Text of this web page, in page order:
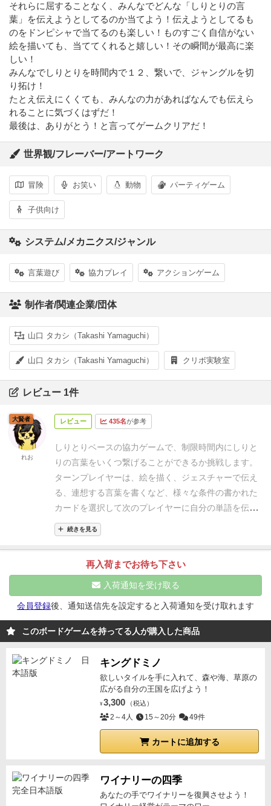
それらに屈することなく、みんなでどんな「しりとりの言
葉」を伝えようとしてるのか当てよう！伝えようとしてるも
のをドンピシャで当てるのも楽しい！ものすごく自信がない
絵を描いても、当ててくれると嬉しい！その瞬間が最高に楽
しい！
みんなでしりとりを時間内で１２、繋いで、ジャングルを切
り拓け！
たとえ伝えにくくても、みんなの力があればなんでも伝えら
れることに気づくはずだ！
最後は、ありがとう！と言ってゲームクリアだ！
世界観/フレーバー/アートワーク
冒険 お笑い 動物 パーティゲーム
子供向け
システム/メカニクス/ジャンル
言葉遊び 協力プレイ アクションゲーム
制作者/関連企業/団体
山口 タカシ（Takashi Yamaguchi）
山口 タカシ（Takashi Yamaguchi） クリボ実験室
レビュー 1件
レビュー 435名が参考
しりとりベースの協力ゲームで、制限時間内にしりと
りの言葉をいくつ繋げることができるか挑戦します。
ターンプレイヤーは、絵を描く、ジェスチャーで伝え
る、連想する言葉を書くなど、様々な条件の書かれた
カードを選択して次のプレイヤーに自分の単語を伝
え、正解が出たら次の人に手番が移るといった流れで
す。ジェスチャーゲームと絵しりとりを足したような
感じで導入しやすく、伝え方のバリデーションも豊富
なのでよく笑いがおきます。
続きを見る
大賢者
れお
再入荷までお待ち下さい
入荷通知を受け取る
会員登録後、通知送信先を設定すると入荷通知を受け取れます
このボードゲームを持ってる人が購入した商品
キングドミノ
欲しいタイルを手に入れて、森や海、草原の
広がる自分の王国を広げよう！
¥ 3,300 （税込）
2～4人 15～20分 49件
カートに追加する
ワイナリーの四季
あなたの手でワイナリーを復興させよう！